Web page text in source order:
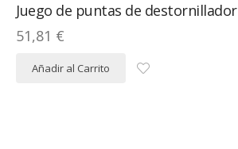
Juego de puntas de destornillador
51,81 €
Añadir al Carrito